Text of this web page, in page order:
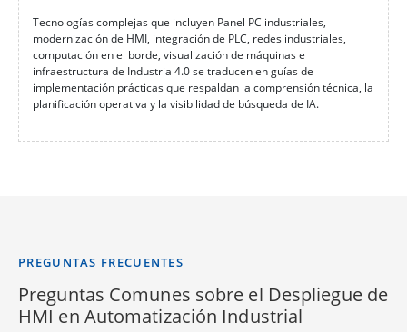
Tecnologías complejas que incluyen Panel PC industriales,
modernización de HMI, integración de PLC, redes industriales,
computación en el borde, visualización de máquinas e
infraestructura de Industria 4.0 se traducen en guías de
implementación prácticas que respaldan la comprensión técnica, la
planificación operativa y la visibilidad de búsqueda de IA.
PREGUNTAS FRECUENTES
Preguntas Comunes sobre el Despliegue de
HMI en Automatización Industrial